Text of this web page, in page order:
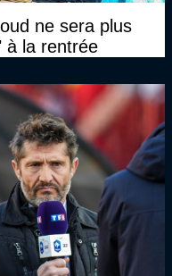
ne sera plus
à la rentrée